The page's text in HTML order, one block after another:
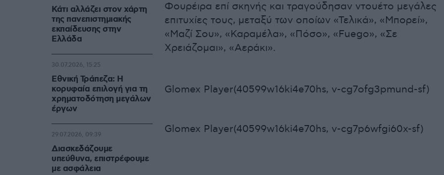
Φουρέιρα επί σκηνής και τραγούδησαν ντουέτο μεγάλες
επιτυχίες τους, μεταξύ των οποίων «Τελικά», «Μπορεί»,
«Μαζί Σου», «Καραμέλα», «Πόσο», «Fuego», «Σε
Χρειάζομαι», «Αεράκι».
Glomex Player(40599w16ki4e70hs, v-cg7ofg3pmund-sf)
Glomex Player(40599w16ki4e70hs, v-cg7p6wfgi60x-sf)
Κάτι αλλάζει στον χάρτη
της πανεπιστημιακής
εκπαίδευσης στην
Ελλάδα
Εθνική Τράπεζα: Η
κορυφαία επιλογή για τη
χρηματοδότηση μεγάλων
έργων
30.07.2026, 15:25
Διασκεδάζουμε
υπεύθυνα, επιστρέφουμε
με ασφάλεια
29.07.2026, 09:39